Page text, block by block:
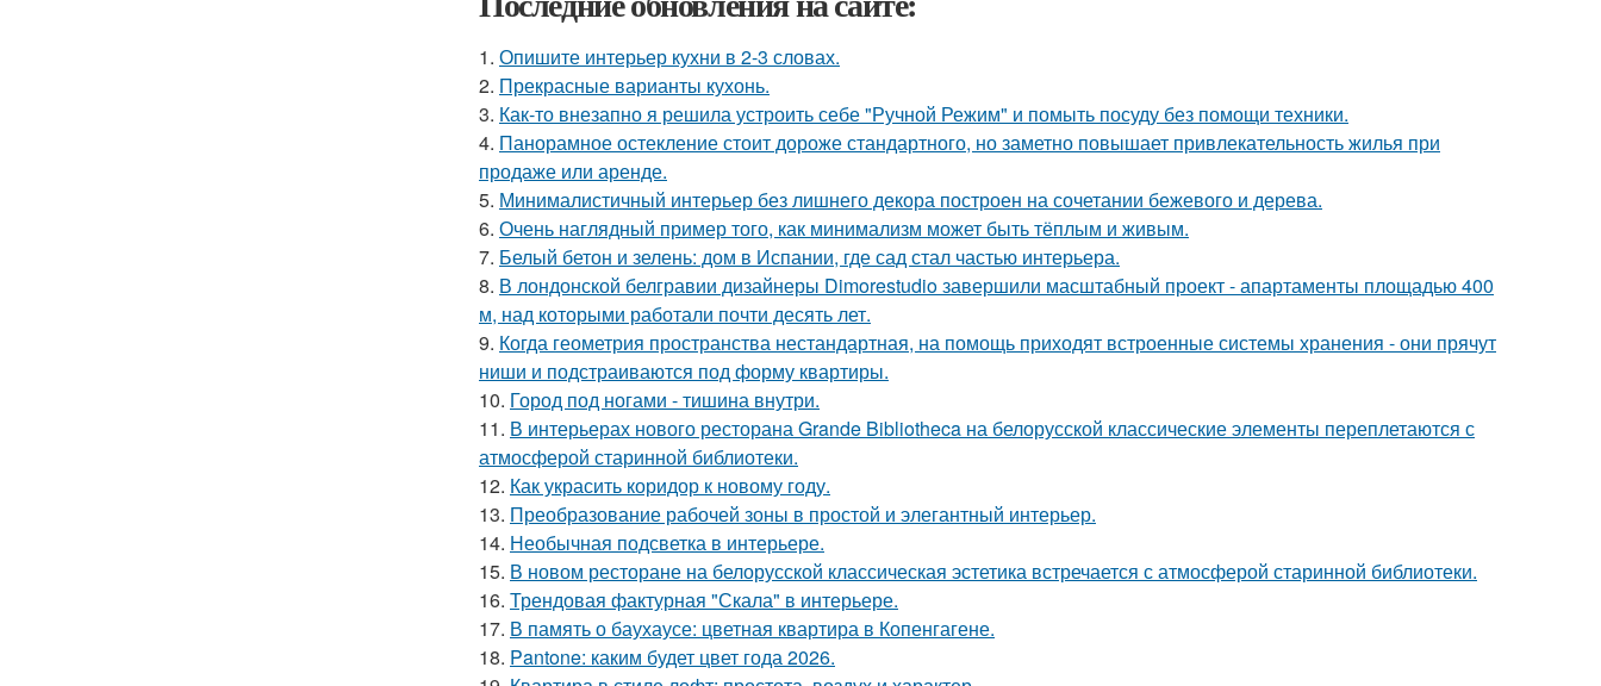
1. Опишите интерьер кухни в 2-3 словах.
2. Прекрасные варианты кухонь.
3. Как-то внезапно я решила устроить себе "Ручной Режим" и помыть посуду без помощи техники.
4. Панорамное остекление стоит дороже стандартного, но заметно повышает привлекательность жилья при
продаже или аренде.
5. Минималистичный интерьер без лишнего декора построен на сочетании бежевого и дерева.
6. Очень наглядный пример того, как минимализм может быть тёплым и живым.
7. Белый бетон и зелень: дом в Испании, где сад стал частью интерьера.
8. В лондонской белгравии дизайнеры Dimorestudio завершили масштабный проект - апартаменты площадью 400
м, над которыми работали почти десять лет.
9. Когда геометрия пространства нестандартная, на помощь приходят встроенные системы хранения - они прячут
ниши и подстраиваются под форму квартиры.
10. Город под ногами - тишина внутри.
11. В интерьерах нового ресторана Grande Bibliotheca на белорусской классические элементы переплетаются с
атмосферой старинной библиотеки.
12. Как украсить коридор к новому году.
13. Преобразование рабочей зоны в простой и элегантный интерьер.
14. Необычная подсветка в интерьере.
15. В новом ресторане на белорусской классическая эстетика встречается с атмосферой старинной библиотеки.
16. Трендовая фактурная "Скала" в интерьере.
17. В память о баухаусе: цветная квартира в Копенгагене.
18. Pantone: каким будет цвет года 2026.